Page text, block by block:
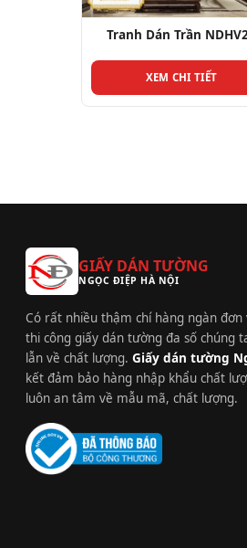
Tranh Dán Trần
XEM CHI TIẾT
GIẤY DÁN TƯỜNG
NGỌC ĐIỆP HÀ NỘI
Có rất nhiều thậm chí hàng ngàn đơn
thi công giấy dán tường đa số chúng
lẫn về chất lượng. Giấy dán tường
kết đảm bảo hàng nhập khẩu chất
luôn an tâm về mẫu mã, chất lượng.